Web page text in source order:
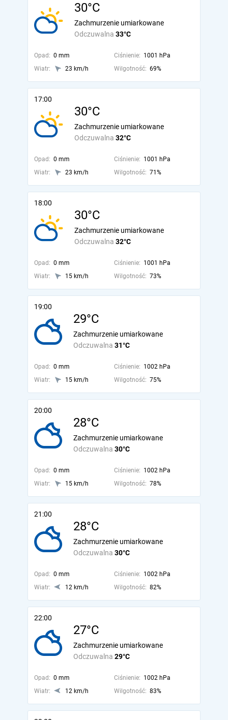
30°C
Odczuwalna 33°C
Zachmurzenie umiarkowane
Opad: 0 mm Ciśnienie: 1001 hPa
Wiatr:
23 km/h Wilgotność: 69%
17:00
30°C
Odczuwalna 32°C
Zachmurzenie umiarkowane
Opad: 0 mm Ciśnienie: 1001 hPa
Wiatr:
23 km/h Wilgotność: 71%
18:00
30°C
Odczuwalna 32°C
Zachmurzenie umiarkowane
Opad: 0 mm Ciśnienie: 1001 hPa
Wiatr:
15 km/h Wilgotność: 73%
19:00
29°C
Odczuwalna 31°C
Zachmurzenie umiarkowane
Opad: 0 mm Ciśnienie: 1002 hPa
Wiatr:
15 km/h Wilgotność: 75%
20:00
28°C
Odczuwalna 30°C
Zachmurzenie umiarkowane
Opad: 0 mm Ciśnienie: 1002 hPa
Wiatr:
15 km/h Wilgotność: 78%
21:00
28°C
Odczuwalna 30°C
Zachmurzenie umiarkowane
Opad: 0 mm Ciśnienie: 1002 hPa
Wiatr:
12 km/h Wilgotność: 82%
22:00
27°C
Odczuwalna 29°C
Zachmurzenie umiarkowane
Opad: 0 mm Ciśnienie: 1002 hPa
Wiatr:
12 km/h Wilgotność: 83%